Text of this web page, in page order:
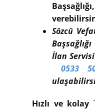
Sözcü
İlan
0533
Hızlı ve kolay